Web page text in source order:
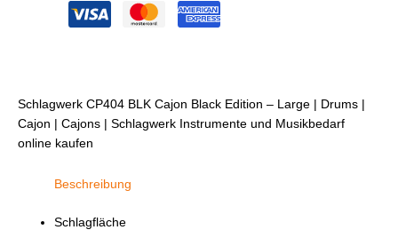
Schlagwerk CP404 BLK Cajon Black Edition – Large | Drums |
Cajon | Cajons | Schlagwerk Instrumente und Musikbedarf
online kaufen
Beschreibung
Schlagfläche